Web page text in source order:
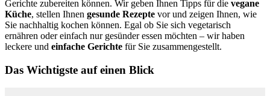
Gerichte zubereiten können. Wir geben Ihnen Tipps für die vegane
Küche, stellen Ihnen gesunde Rezepte vor und zeigen Ihnen, wie
Sie nachhaltig kochen können. Egal ob Sie sich vegetarisch
ernähren oder einfach nur gesünder essen möchten – wir haben
leckere und einfache Gerichte für Sie zusammengestellt.
Das Wichtigste auf einen Blick